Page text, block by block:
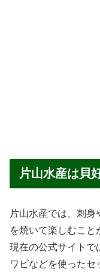
片山水産は貝
片山水産では、刺
を焼いて楽しむこと
現在の公式サイトで
ワビなどを使ったセ